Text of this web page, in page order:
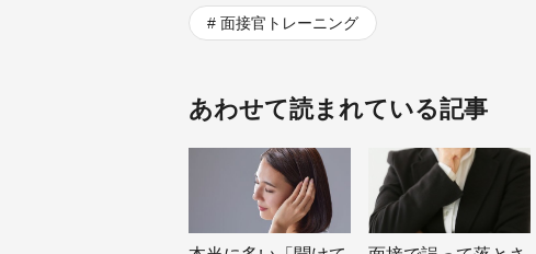
面接官トレーニング
あわせて読まれている記事